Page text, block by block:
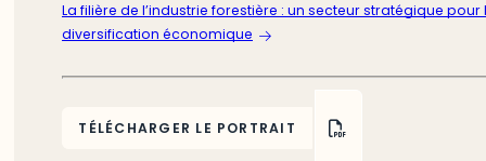
La filière de l’industrie forestière : un secteur stratégique pour
diversification économique
TÉLÉCHARGER LE PORTRAIT